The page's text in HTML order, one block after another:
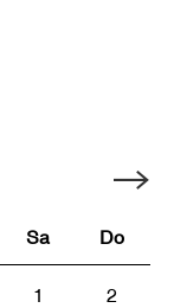
Sa Do
1 2